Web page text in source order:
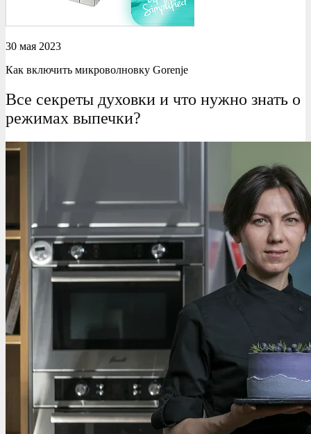
30 мая 2023
Как включить микроволновку Gorenje
Все секреты духовки и что нужно знать о
режимах выпечки?